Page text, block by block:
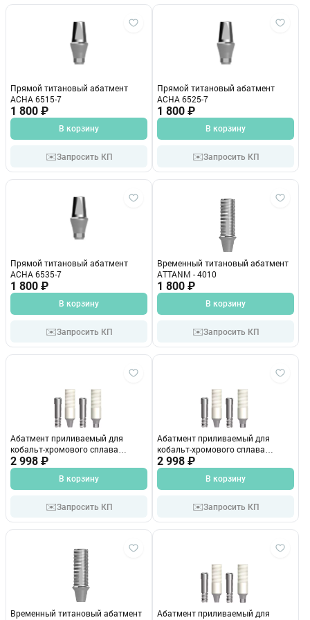
Прямой титановый абатмент
ACHA 6515-7
1 800 ₽
В корзину
✉️Запросить КП
Прямой титановый абатмент
ACHA 6525-7
1 800 ₽
В корзину
✉️Запросить КП
Прямой титановый абатмент
ACHA 6535-7
1 800 ₽
В корзину
✉️Запросить КП
Временный титановый абатмент
ATTANM - 4010
1 800 ₽
В корзину
✉️Запросить КП
Абатмент приливаемый для
кобальт-хромового сплава
ACCHAM
2 998 ₽
В корзину
✉️Запросить КП
Абатмент приливаемый для
кобальт-хромового сплава
ACCNAM
2 998 ₽
В корзину
✉️Запросить КП
Временный титановый абатмент
Абатмент приливаемый для